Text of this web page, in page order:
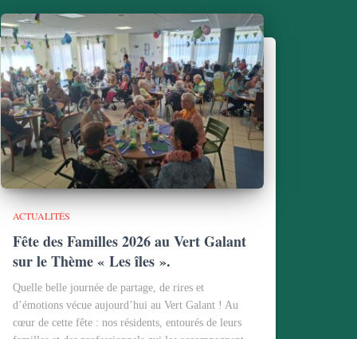
ACTUALITÉS
Fête des Familles 2026 au Vert Galant
sur le Thème « Les îles ».
Quelle belle journée de partage, de rires et
d’émotions vécue aujourd’hui au Vert Galant ! Au
cœur de cette fête : nos résidents, entourés de leurs